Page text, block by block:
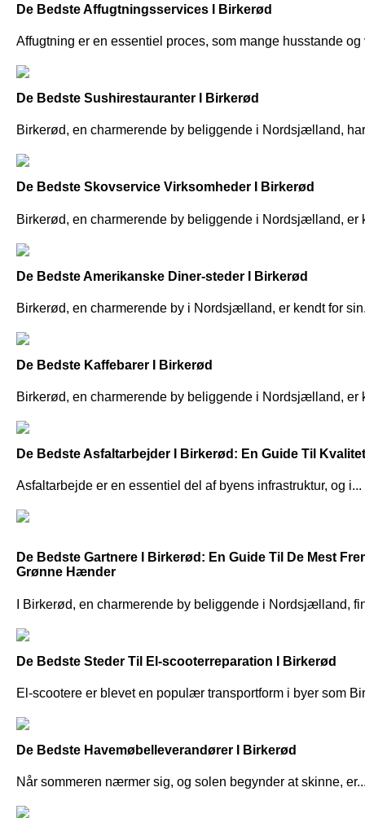
De Bedste Affugtningsservices I Birkerød
Affugtning er en essentiel proces, som mange husstande og
De Bedste Sushirestauranter I Birkerød
Birkerød, en charmerende by beliggende i Nordsjælland,
De Bedste Skovservice Virksomheder I Birkerød
Birkerød, en charmerende by beliggende i Nordsjælland, er
De Bedste Amerikanske Diner-steder I Birkerød
Birkerød, en charmerende by i Nordsjælland, er kendt for
De Bedste Kaffebarer I Birkerød
Birkerød, en charmerende by beliggende i Nordsjælland, er
De Bedste Asfaltarbejder I Birkerød: En Guide Til
Asfaltarbejde er en essentiel del af byens infrastruktur, og i...
De Bedste Gartnere I Birkerød: En Guide Til De Mest
Grønne Hænder
I Birkerød, en charmerende by beliggende i Nordsjælland,
De Bedste Steder Til El-scooterreparation I Birkerød
El-scootere er blevet en populær transportform i byer som
De Bedste Havemøbelleverandører I Birkerød
Når sommeren nærmer sig, og solen begynder at skinne,